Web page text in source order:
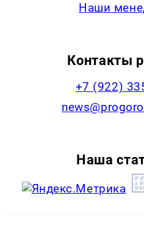
Наши
Контакты
+7 (922)
Наша